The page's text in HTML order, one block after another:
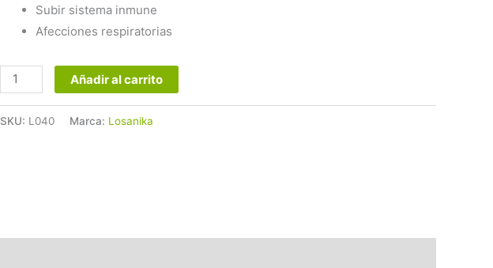
Subir sistema inmune
Afecciones respiratorias
Añadir al carrito
SKU: L040 Marca: Losanika